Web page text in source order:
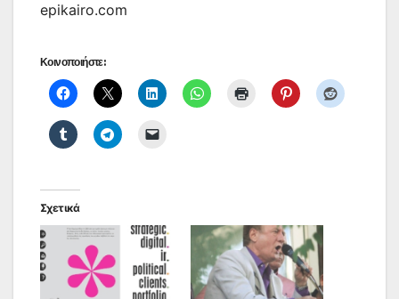
epikairo.com
Κοινοποιήστε:
Σχετικά